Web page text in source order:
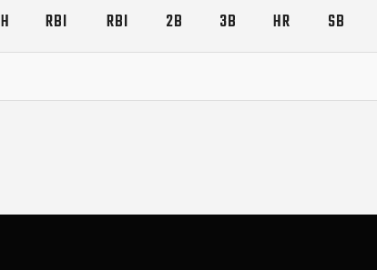
H RBI RBI 2B 3B HR SB